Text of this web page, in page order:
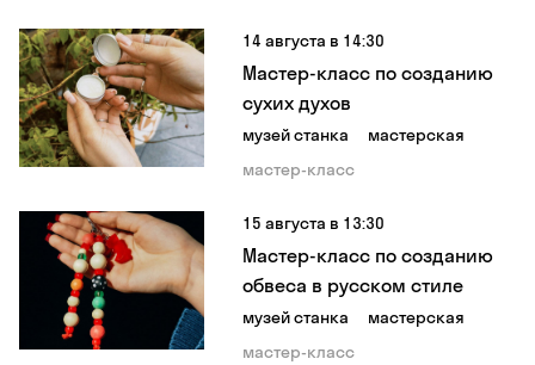
14 августа в 14:30
Мастер-класс по созданию
сухих духов
музей станка
мастерская
мастер-класс
15 августа в 13:30
Мастер-класс по созданию
обвеса в русском стиле
музей станка
мастерская
мастер-класс